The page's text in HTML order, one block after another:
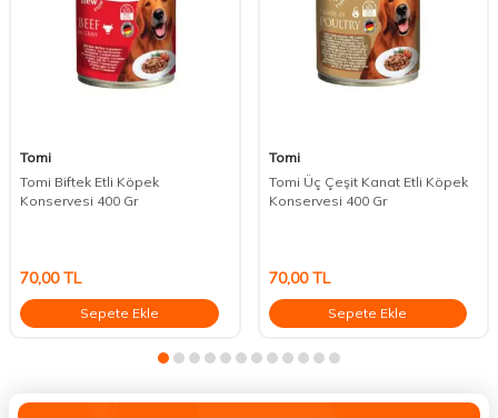
Tomi
Tomi Biftek Etli Köpek
Konservesi 400 Gr
70,00TL
Sepete Ekle
Tomi
Tomi Üç Çeşit Kanat Etli Köpek
Konservesi 400 Gr
70,00TL
Sepete Ekle